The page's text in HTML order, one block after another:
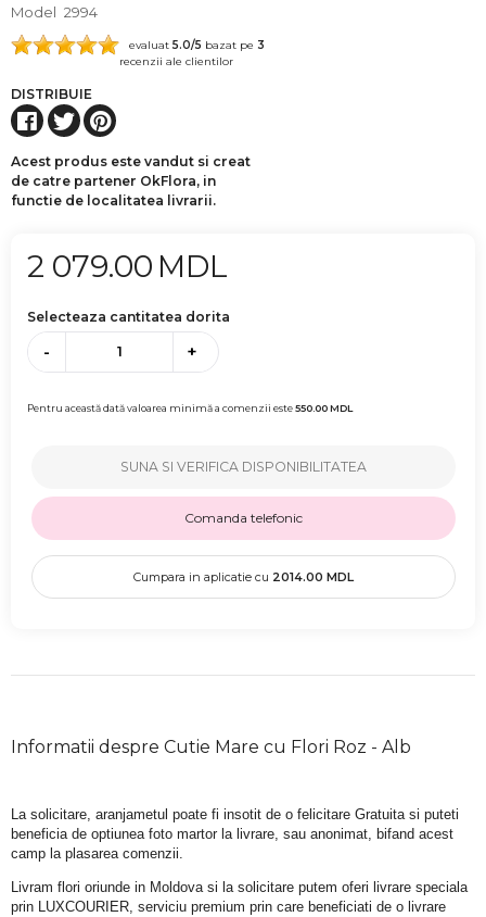
Model 2994
evaluat 5.0/5 bazat pe 3
recenzii ale clientilor
DISTRIBUIE
Acest produs este vandut si creat
de catre partener OkFlora, in
functie de localitatea livrarii.
2 079.00 MDL
Selecteaza cantitatea dorita
- +
Pentru această dată valoarea minimă a comenzii este550.00MDL
SUNA SI VERIFICA DISPONIBILITATEA
Comanda telefonic
Cumpara in aplicatie cu 2014.00 MDL
Informatii despre Cutie Mare cu Flori Roz - Alb
La solicitare, aranjametul poate fi insotit de o felicitare Gratuita si puteti
beneficia de optiunea foto martor la livrare, sau anonimat, bifand acest
camp la plasarea comenzii.
Livram flori oriunde in Moldova si la solicitare putem oferi livrare speciala
prin LUXCOURIER, serviciu premium prin care beneficiati de o livrare